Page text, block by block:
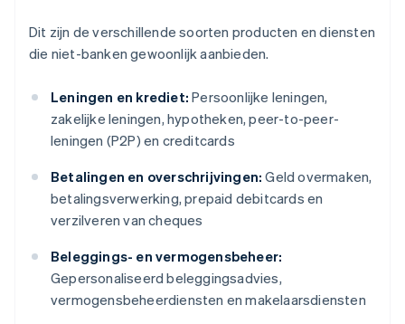
Dit zijn de verschillende soorten producten en diensten
die niet-banken gewoonlijk aanbieden.
Leningen en krediet: Persoonlijke leningen,
zakelijke leningen, hypotheken, peer-to-peer-
leningen (P2P) en creditcards
Betalingen en overschrijvingen: Geld overmaken,
betalingsverwerking, prepaid debitcards en
verzilveren van cheques
Beleggings- en vermogensbeheer:
Gepersonaliseerd beleggingsadvies,
vermogensbeheerdiensten en makelaarsdiensten